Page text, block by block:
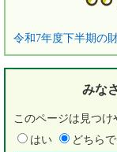
令和7年度下半期の
みな
このページは見つけ
はい
どちら